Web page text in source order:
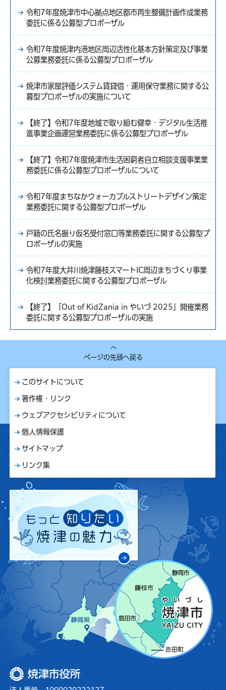
令和7年度焼津市中心拠点地区都市再生整備計画作成業務
委託に係る公募型プロポーザル
令和7年度焼津内港地区周辺活性化基本方針策定及び事業
公募業務委託に係る公募型プロポーザル
焼津市家屋評価システム賃貸借・運用保守業務に関する公
募型プロポーザルの実施について
【終了】令和7年度地域で取り組む健幸・デジタル生活推
進事業企画運営業務委託に係る公募型プロポーザル
【終了】令和7年度焼津市生活困窮者自立相談支援事業業
務委託に係る公募型プロポーザルについて
令和7年度まちなかウォーカブルストリートデザイン策定
業務委託に関する公募型プロポーザル
戸籍の氏名振り仮名受付窓口等業務委託に関する公募型プ
ロポーザルの実施
令和7年度大井川焼津藤枝スマートIC周辺まちづくり事業
化検討業務委託に関する公募型プロポーザル
【終了】「Out of KidZania in やいづ 2025」開催業務
委託に関する公募型プロポーザルの実施
ページの先頭へ戻る
このサイトについて
著作権・リンク
ウェブアクセシビリティについて
個人情報保護
サイトマップ
リンク集
焼津市役所